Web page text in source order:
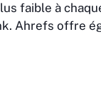
faible à
Ahrefs offre